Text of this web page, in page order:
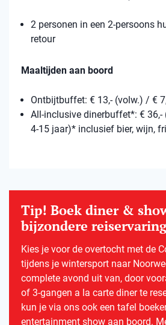
2 personen in een 2-persoons
retour
Maaltijden aan boord
Ontbijtbuffet: € 13,- (volw.) / €
All-inclusive dinerbuffet*: € 36,-
4-15 jaar)* inclusief bier, wijn,
Tip! Boek diner &
bijzondere
Kies je voor de overtocht met de
tijdens je wintersport naar
complete avond uit van, door
of 3-gangen a la carte diner te
kun je via ons ook een tafel
entertainment show aan boord.